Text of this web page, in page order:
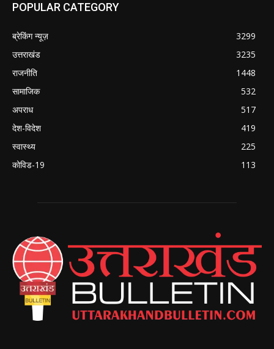
POPULAR CATEGORY
ब्रेकिंग न्यूज़
3299
उत्तराखंड
3235
राजनीति
1448
सामाजिक
532
अपराध
517
देश-विदेश
419
स्वास्थ्य
225
कोविड-19
113